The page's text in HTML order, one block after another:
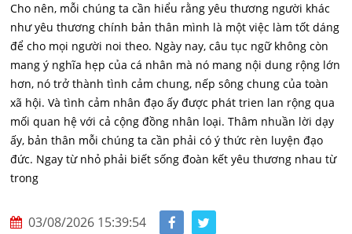
Cho nên, mỗi chúng ta cần hiểu rằng yêu thương người khác
như yêu thương chính bản thân mình là một việc làm tốt dáng
để cho mọi người noi theo. Ngày nay, câu tục ngữ không còn
mang ý nghĩa hẹp của cá nhân mà nó mang nội dung rộng lớn
hơn, nó trở thành tình cảm chung, nếp sông chung của toàn
xã hội. Và tình cảm nhân đạo ấy được phát trien lan rộng qua
mối quan hệ với cả cộng đồng nhân loại. Thâm nhuần lời dạy
ấy, bản thân mỗi chúng ta cần phải có ý thức rèn luyện đạo
đức. Ngay từ nhỏ phải biết sống đoàn kết yêu thương nhau từ
trong
03/08/2026 15:39:54